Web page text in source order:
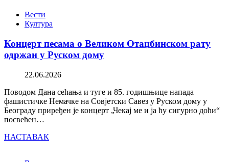
Вести
Култура
Концерт песама о Великом Отаџбинском рату
одржан у Руском дому
22.06.2026
Поводом Дана сећања и туге и 85. годишњице напада
фашистичке Немачке на Совјетски Савез у Руском дому у
Београду приређен је концерт „Чекај ме и ја ћу сигурно доћи“
посвећен…
НАСТАВАК